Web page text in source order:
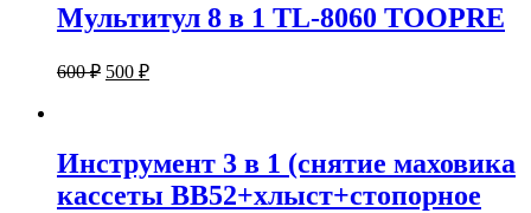
Мультитул 8 в 1 TL-8060 TOOPRE
600₽ 500 ₽
Инструмент 3 в 1 (снятие маховика
кассеты BB52+хлыст+стопорное